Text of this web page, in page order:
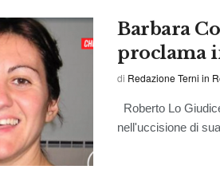
Barbara
proclama
di Redazione Terni in
Roberto Lo
nell'uccisione di